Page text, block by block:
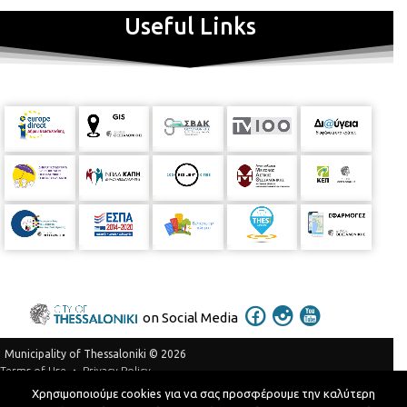
Useful Links
on Social Media
Municipality of Thessaloniki © 2026
Terms of Use
Privacy Policy
Telephone Catalog
Χρησιμοποιούμε cookies για να σας προσφέρουμε την καλύτερη